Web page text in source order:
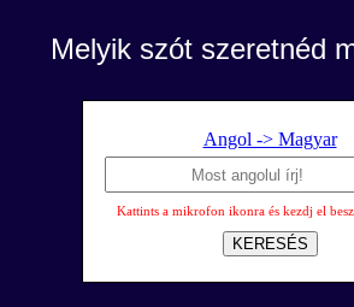
Melyik szót szeretnéd
Angol -> Magyar
Kattints a mikrofon ikonra és kezdj el
KERESÉS